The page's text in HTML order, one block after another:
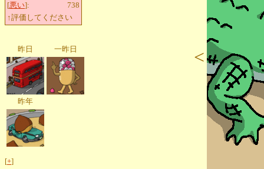
[悪い]:
738
↑評価してください
昨日 一昨日
昨年
[+]
<